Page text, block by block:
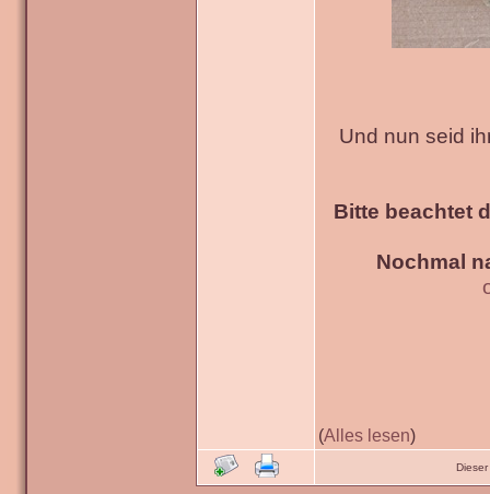
Und nun seid
Bitte beachtet
Nochmal
(Alles lesen)